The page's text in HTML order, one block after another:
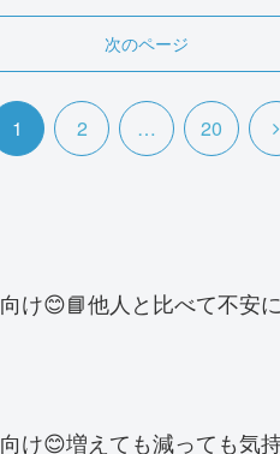
次のページ
1 2 … 20
次
け😊📘他人と比べて不安
け😊増えても減っても気